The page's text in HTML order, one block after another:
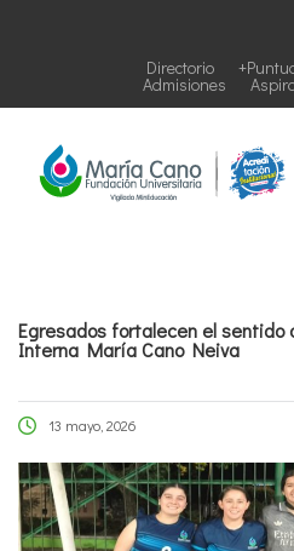
Directorio
Admisiones
Egresados fortalecen el sentido
Interna María Cano Neiva
13 mayo, 2026